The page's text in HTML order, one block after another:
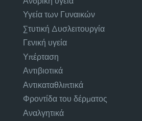
Υγεία των Γυναικών
Στυτική Δυσλειτουργία
Γενική υγεία
Υπέρταση
Αντιβιοτικά
Αντικαταθλιπτικά
Φροντίδα του δέρματος
Αναλγητικά